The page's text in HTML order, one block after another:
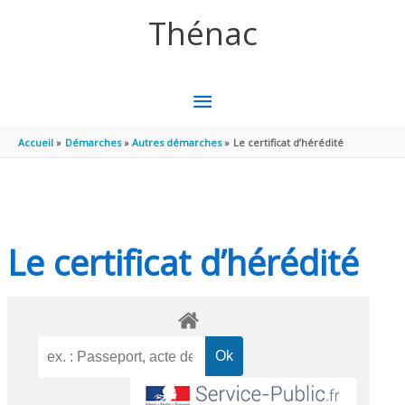
Thénac
MENU
PRINCIPAL
Accueil Démarches Autres démarches Le certificat d’hérédité
Le certificat d’hérédité